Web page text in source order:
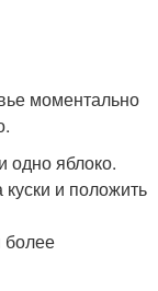
моментально
одно яблоко.
и положить
более